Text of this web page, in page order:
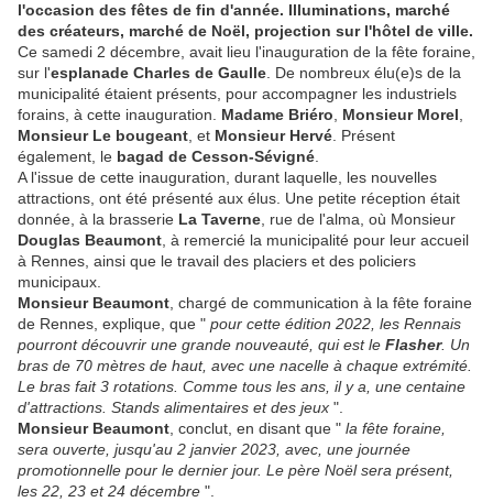
l'occasion des fêtes de fin d'année. Illuminations, marché
des créateurs, marché de Noël, projection sur l'hôtel de ville.
Ce samedi 2 décembre, avait lieu l'inauguration de la fête foraine,
sur l'esplanade Charles de Gaulle . De nombreux élu(e)s de la
municipalité étaient présents, pour accompagner les industriels
forains, à cette inauguration. Madame Briéro Monsieur Morel
Monsieur Le bougeant , et Monsieur Hervé . Présent
également, le bagad de Cesson-Sévigné
A l'issue de cette inauguration, durant laquelle, les nouvelles
attractions, ont été présenté aux élus. Une petite réception était
donnée, à la brasserie La Taverne , rue de l'alma, où Monsieur
Douglas Beaumont , à remercié la municipalité pour leur accueil
à Rennes, ainsi que le travail des placiers et des policiers
municipaux.
Monsieur Beaumont , chargé de communication à la fête foraine
de Rennes, explique, que " pour cette édition 2022, les Rennais
pourront découvrir une grande nouveauté, qui est le Flasher. Un
bras de 70 mètres de haut, avec une nacelle à chaque extrémité.
Le bras fait 3 rotations. Comme tous les ans, il y a, une centaine
d'attractions. Stands alimentaires et des jeux ".
Monsieur Beaumont , conclut, en disant que " la fête foraine,
sera ouverte, jusqu'au 2 janvier 2023, avec, une journée
promotionnelle pour le dernier jour. Le père Noël sera présent,
les 22, 23 et 24 décembre ".